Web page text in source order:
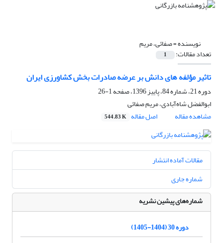
نویسنده =صفائی، مریم
تعداد مقالات: 1
تاثیر مؤلفه های دانش بر عرضه صادرات بخش کشاورزی ایران
دوره 21، شماره 84، پاییز 1396، صفحه
1-26
ابوالفضل شاه‌آبادی، مریم صفائی
مشاهده مقاله
اصل مقاله 544.83 K
مقالات آماده انتشار
شماره جاری
شماره‌های پیشین نشریه
دوره 30 (1404-1405)